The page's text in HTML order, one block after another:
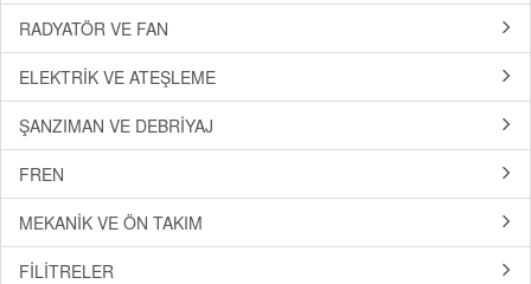
RADYATÖR VE FAN
ELEKTRİK VE ATEŞLEME
ŞANZIMAN VE DEBRİYAJ
FREN
MEKANİK VE ÖN TAKIM
FİLİTRELER